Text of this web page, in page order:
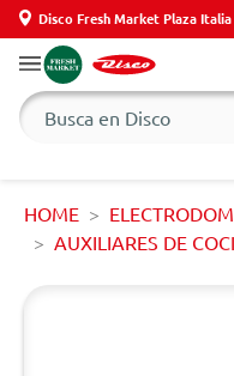
Disco Fresh Market Plaza Italia
HOME
AUXILIARES DE